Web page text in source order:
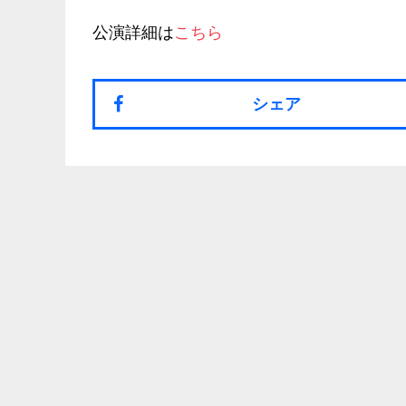
公演詳細はこちら
シェア